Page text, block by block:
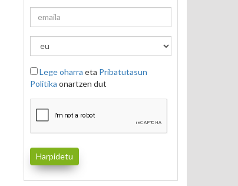
Lege oharra eta Pribatutasun
Politika onartzen dut